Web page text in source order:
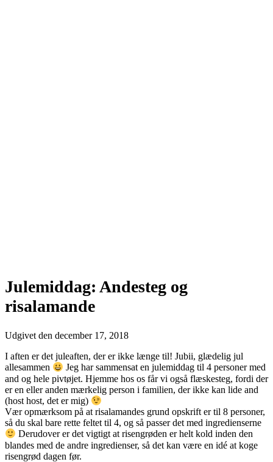
Julemiddag: Andesteg og
risalamande
Udgivet den december 17, 2018
I aften er det juleaften, der er ikke længe til! Jubii, glædelig jul
allesammen
Jeg har sammensat en julemiddag til 4 personer med
and og hele pivtøjet. Hjemme hos os får vi også flæskesteg, fordi der
er en eller anden mærkelig person i familien, der ikke kan lide and
(host host, det er mig)
Vær opmærksom på at risalamandes grund opskrift er til 8 personer,
så du skal bare rette feltet til 4, og så passer det med ingredienserne
Derudover er det vigtigt at risengrøden er helt kold inden den
blandes med de andre ingredienser, så det kan være en idé at koge
risengrød dagen før.